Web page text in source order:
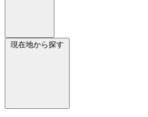
現在地から探す